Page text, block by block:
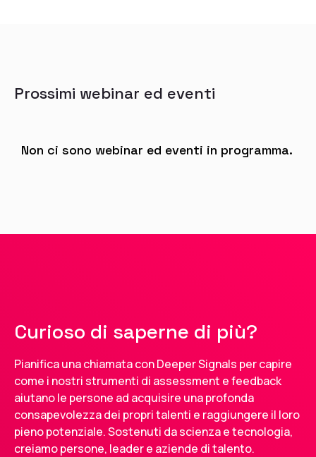
Prossimi webinar ed eventi
Non ci sono webinar ed eventi in programma.
Curioso di saperne di più?
Pianifica una chiamata con Deeper Signals per capire
come i nostri strumenti di assessment e feedback
aiutano le persone ad acquisire una profonda
consapevolezza dei propri talenti e raggiungere il loro
pieno potenziale. Sostenuti da scienza e tecnologia,
creiamo persone, leader e aziende di talento.